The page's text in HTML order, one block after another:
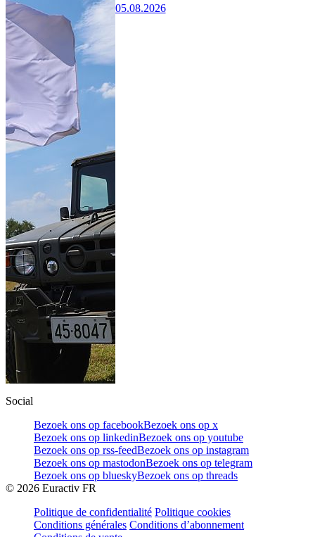
05.08.2026
Social
Bezoek ons op facebookBezoek ons op x
Bezoek ons op linkedinBezoek ons op youtube
Bezoek ons op rss-feedBezoek ons op instagram
Bezoek ons op mastodonBezoek ons op telegram
Bezoek ons op blueskyBezoek ons op threads
© 2026 Euractiv FR
Politique de confidentialité Politique cookies
Conditions générales Conditions d’abonnement